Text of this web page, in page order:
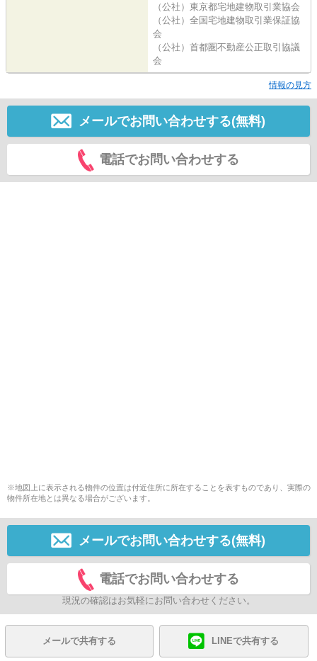
（公社）東京都宅地建物取引業協会
（公社）全国宅地建物取引業保証協
会
（公社）首都圏不動産公正取引協議
会
情報の見方
メールでお問い合わせする(無料)
電話でお問い合わせする
※地図上に表示される物件の位置は付近住所に所在することを表すものであり、実際の
物件所在地とは異なる場合がございます。
メールでお問い合わせする(無料)
電話でお問い合わせする
現況の確認はお気軽にお問い合わせください。
メールで共有する LINEで共有する